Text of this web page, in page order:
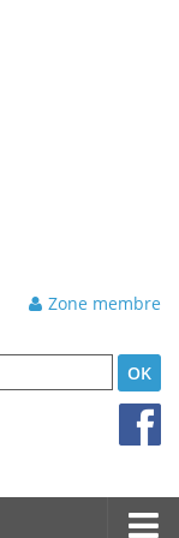
Zone membre
OK